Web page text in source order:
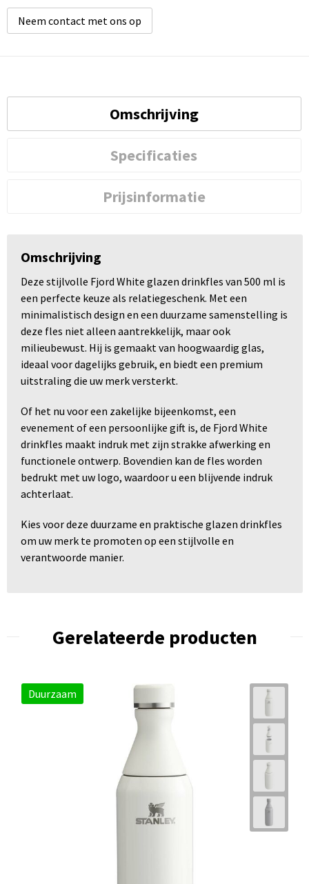
Neem contact met ons op
Omschrijving
Specificaties
Prijsinformatie
Omschrijving
Deze stijlvolle Fjord White glazen drinkfles van 500 ml is
een perfecte keuze als relatiegeschenk. Met een
minimalistisch design en een duurzame samenstelling is
deze fles niet alleen aantrekkelijk, maar ook
milieubewust. Hij is gemaakt van hoogwaardig glas,
ideaal voor dagelijks gebruik, en biedt een premium
uitstraling die uw merk versterkt.
Of het nu voor een zakelijke bijeenkomst, een
evenement of een persoonlijke gift is, de Fjord White
drinkfles maakt indruk met zijn strakke afwerking en
functionele ontwerp. Bovendien kan de fles worden
bedrukt met uw logo, waardoor u een blijvende indruk
achterlaat.
Kies voor deze duurzame en praktische glazen drinkfles
om uw merk te promoten op een stijlvolle en
verantwoorde manier.
Gerelateerde producten
Duurzaam